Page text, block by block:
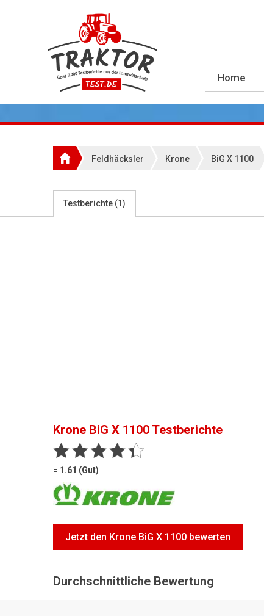
Home
Feldhäcksler Krone BiG X 1100
Testberichte (1)
Krone BiG X 1100Testberichte
= 1.61 (Gut)
Jetzt den Krone BiG X 1100 bewerten
Durchschnittliche Bewertung